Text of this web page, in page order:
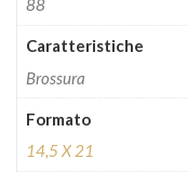
88
Caratteristiche
Brossura
Formato
14,5 X 21